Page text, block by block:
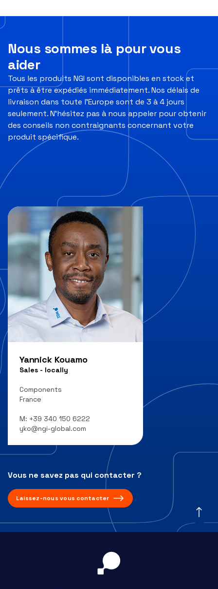
Nous sommes là pour vous
aider
Tous les produits NGI sont disponibles en stock et
prêts à être expédiés immédiatement. Nos délais de
livraison dans toute l’Europe sont de 3 à 4 jours
seulement. N’hésitez pas à nous appeler pour obtenir
des conseils non contraignants concernant votre
produit spécifique.
Yannick Kouamo
Sales - locally
Components
France
M: +39 340 150 6222
yko@ngi-global.com
Vous ne savez pas qui contacter ?
Laissez-nous vous contacter